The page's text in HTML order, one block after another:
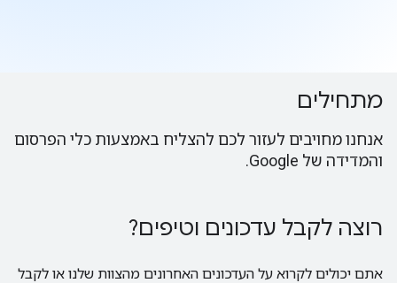
מתחילים
אנחנו מחויבים לעזור לכם להצליח באמצעות כלי הפרסום
והמדידה של Google.
רוצה לקבל עדכונים וטיפים?
אתם יכולים לקרוא על העדכונים האחרונים מהצוות שלנו או לקבל